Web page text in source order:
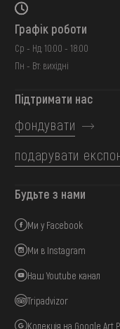
Графік роботи
Ср - Нд: 10:00 - 18:00
Пн - Вт: вихідні
Підтримати нас
фондувати
подарувати
Будьте з нами
Ми у Facebook
Ми в Instagram
Наш Youtube канал
Tripadvizor
Колекція на Google Art